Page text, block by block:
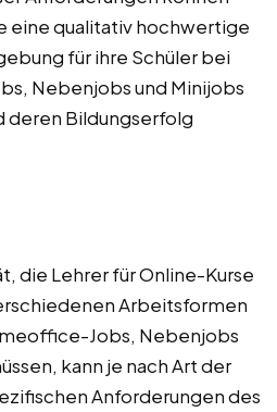
eine qualitativ hochwertige
für ihre Schüler bei
Nebenjobs und Minijobs
deren Bildungserfolg
die Lehrer für Online-Kurse
Arbeitsformen
Jobs, Nebenjobs
kann je nach Art der
Anforderungen des